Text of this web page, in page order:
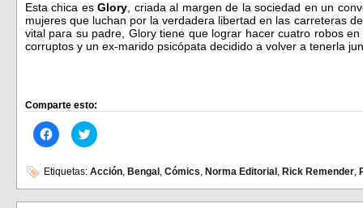
Esta chica esGlory, criada al margen de la sociedad en un
mujeres que luchan por la verdadera libertad en las carreteras
vital para su padre, Glory tiene que lograr hacer cuatro robos
corruptos y un ex-marido psicópata decidido a volver a tenerla
Comparte esto:
Haz
clic
en
Facebook
(Se
abre
Haz
clic
en
(Se
abre
Etiquetas: Acción, Bengal , Cómics, Norma Editorial , Rick Remender,